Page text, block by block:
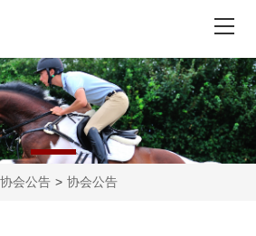
协会公告 协会公告